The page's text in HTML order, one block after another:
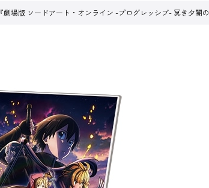
『劇場版 ソードアート・オンライン -プログレッシブ- 冥き夕闇